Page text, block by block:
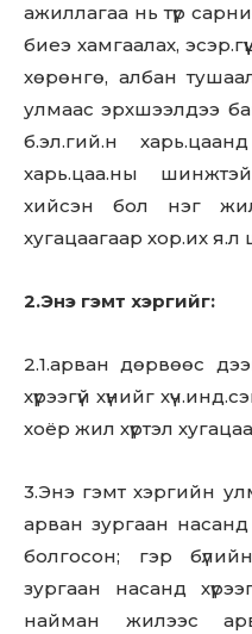
ажиллагаа нь түр
биеэ хамгаалах,
хөрөнгө, албан
улмаас эрхшээлдээ
б.эл.гий.н
харь.цаа.ны
хийсэн бол нэг
хугацаагаар хор.их я.л
2.Энэ гэмт хэргийг:
2.1.арван дөрвөөс
хүрээгүй хүнийг
хоёр жил хүртэл
3.Энэ гэмт хэргийн
арван зургаан насанд
болгосон; гэр
зургаан насанд
найман жилээс